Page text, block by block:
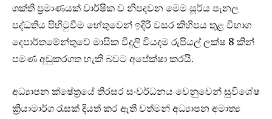
ශක්ති ප්‍රමාණයක් වාර්ෂික ව නිපදවන මෙම සූර්ය පැනල
පද්ධතිය පිහිටුවීම හේතුවෙන් ඉදිරි වසර කිහිපය තුළ විභාග
දෙපාර්තමේන්තුවේ මාසික විදුලි වියදම රුපියල් ලක්ෂ 8 කින්
පමණ අඩුකරගත හැකි බවට අපේක්ෂා කරයි.
අධ්‍යාපන ක්ෂේත්‍රයේ තිරසර සංවර්ධනය වෙනුවෙන් සුවිශේෂ
ක්‍රියාමාර්ග රැසක් දියත් කර ඇති වත්මන් අධ්‍යාපන අමාත්‍ය